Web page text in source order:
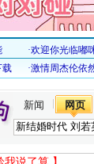
新闻 网页